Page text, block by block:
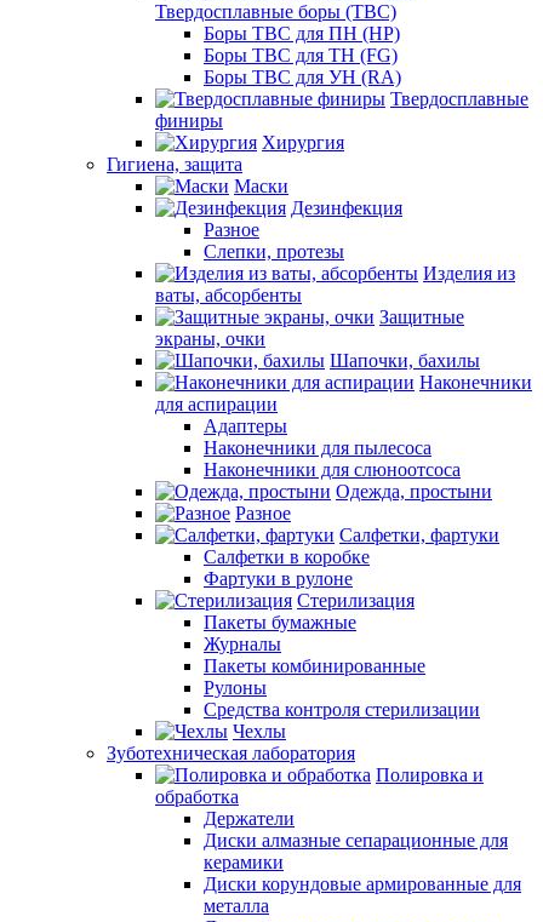
Твердосплавные боры (ТВС)
Боры ТВС для ПН (HP)
Боры ТВС для ТН (FG)
Боры ТВС для УН (RA)
Твердосплавные
финиры
Хирургия
Гигиена, защита
Маски
Дезинфекция
Разное
Слепки, протезы
Изделия из
ваты, абсорбенты
Защитные
экраны, очки
Шапочки, бахилы
Наконечники
для аспирации
Адаптеры
Наконечники для пылесоса
Наконечники для слюноотсоса
Одежда, простыни
Разное
Салфетки, фартуки
Салфетки в коробке
Фартуки в рулоне
Стерилизация
Пакеты бумажные
Журналы
Пакеты комбинированные
Рулоны
Средства контроля стерилизации
Чехлы
Зуботехническая лаборатория
Полировка и
обработка
Держатели
Диски алмазные сепарационные для
керамики
Диски корундовые армированные для
металла